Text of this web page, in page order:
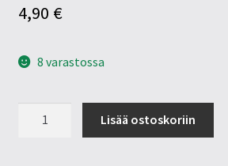
4,90 €
8 varastossa
Lisää ostoskoriin